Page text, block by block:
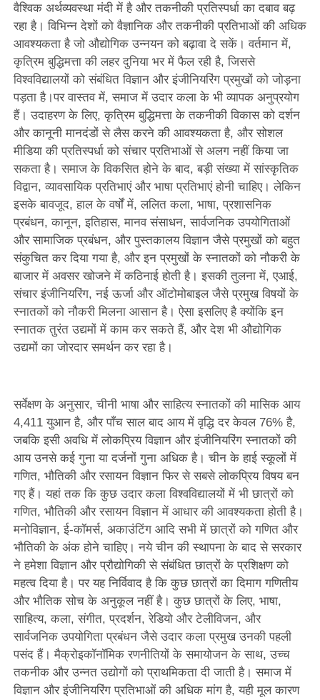
वैश्विक अर्थव्यवस्था मंदी में है और तकनीकी प्रतिस्पर्धा का दबाव बढ़
रहा है। विभिन्न देशों को वैज्ञानिक और तकनीकी प्रतिभाओं की अधिक
आवश्यकता है जो औद्योगिक उन्नयन को बढ़ावा दे सकें। वर्तमान में,
कृत्रिम बुद्धिमत्ता की लहर दुनिया भर में फैल रही है, जिससे
विश्वविद्यालयों को संबंधित विज्ञान और इंजीनियरिंग प्रमुखों को जोड़ना
पड़ता है।पर वास्तव में, समाज में उदार कला के भी व्यापक अनुप्रयोग
हैं। उदाहरण के लिए, कृत्रिम बुद्धिमत्ता के तकनीकी विकास को दर्शन
और कानूनी मानदंडों से लैस करने की आवश्यकता है, और सोशल
मीडिया की प्रतिस्पर्धा को संचार प्रतिभाओं से अलग नहीं किया जा
सकता है। समाज के विकसित होने के बाद, बड़ी संख्या में सांस्कृतिक
विद्वान, व्यावसायिक प्रतिभाएं और भाषा प्रतिभाएं होनी चाहिए। लेकिन
इसके बावजूद, हाल के वर्षों में, ललित कला, भाषा, प्रशासनिक
प्रबंधन, कानून, इतिहास, मानव संसाधन, सार्वजनिक उपयोगिताओं
और सामाजिक प्रबंधन, और पुस्तकालय विज्ञान जैसे प्रमुखों को बहुत
संकुचित कर दिया गया है, और इन प्रमुखों के स्नातकों को नौकरी के
बाजार में अवसर खोजने में कठिनाई होती है। इसकी तुलना में, एआई,
संचार इंजीनियरिंग, नई ऊर्जा और ऑटोमोबाइल जैसे प्रमुख विषयों के
स्नातकों को नौकरी मिलना आसान है। ऐसा इसलिए है क्योंकि इन
स्नातक तुरंत उद्यमों में काम कर सकते हैं, और देश भी औद्योगिक
उद्यमों का जोरदार समर्थन कर रहा है।
सर्वेक्षण के अनुसार, चीनी भाषा और साहित्य स्नातकों की मासिक आय
4,411 युआन है, और पाँच साल बाद आय में वृद्धि दर केवल 76% है,
जबकि इसी अवधि में लोकप्रिय विज्ञान और इंजीनियरिंग स्नातकों की
आय उनसे कई गुना या दर्जनों गुना अधिक है। चीन के हाई स्कूलों में
गणित, भौतिकी और रसायन विज्ञान फिर से सबसे लोकप्रिय विषय बन
गए हैं। यहां तक ​​​​कि कुछ उदार कला विश्वविद्यालयों में भी छात्रों को
गणित, भौतिकी और रसायन विज्ञान में आधार की आवश्यकता होती है।
मनोविज्ञान, ई-कॉमर्स, अकाउंटिंग आदि सभी में छात्रों को गणित और
भौतिकी के अंक होने चाहिए। नये चीन की स्थापना के बाद से सरकार
ने हमेशा विज्ञान और प्रौद्योगिकी से संबंधित छात्रों के प्रशिक्षण को
महत्व दिया है। पर यह निर्विवाद है कि कुछ छात्रों का दिमाग गणितीय
और भौतिक सोच के अनुकूल नहीं है। कुछ छात्रों के लिए, भाषा,
साहित्य, कला, संगीत, प्रदर्शन, रेडियो और टेलीविजन, और
सार्वजनिक उपयोगिता प्रबंधन जैसे उदार कला प्रमुख उनकी पहली
पसंद हैं। मैक्रोइकॉनॉमिक रणनीतियों के समायोजन के साथ, उच्च
तकनीक और उन्नत उद्योगों को प्राथमिकता दी जाती है। समाज में
विज्ञान और इंजीनियरिंग प्रतिभाओं की अधिक मांग है, यही मूल कारण